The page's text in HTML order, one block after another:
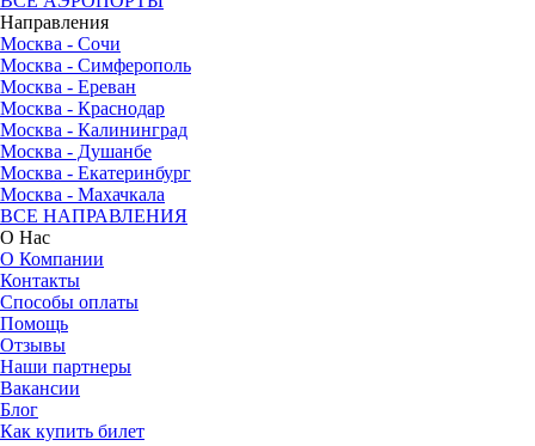
Направления
Москва - Сочи
Москва - Симферополь
Москва - Ереван
Москва - Краснодар
Москва - Калининград
Москва - Душанбе
Москва - Екатеринбург
Москва - Махачкала
ВСЕ НАПРАВЛЕНИЯ
О Нас
О Компании
Контакты
Способы оплаты
Помощь
Отзывы
Наши партнеры
Вакансии
Блог
Как купить билет